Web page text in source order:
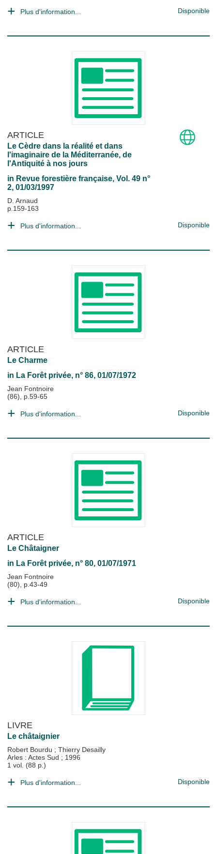
Plus d'information... Disponible
ARTICLE
Le Cèdre dans la réalité et dans
l'imaginaire de la Méditerranée, de
l'Antiquité à nos jours
in Revue forestière française, Vol. 49 n°
2, 01/03/1997
D. Arnaud
p.159-163
Plus d'information... Disponible
ARTICLE
Le Charme
in La Forêt privée, n° 86, 01/07/1972
Jean Fontnoire
(86), p.59-65
Plus d'information... Disponible
ARTICLE
Le Châtaigner
in La Forêt privée, n° 80, 01/07/1971
Jean Fontnoire
(80), p.43-49
Plus d'information... Disponible
LIVRE
Le châtaignier
Robert Bourdu ; Thierry Desailly
Arles : Actes Sud ; 1996
1 vol. (88 p.)
Plus d'information... Disponible